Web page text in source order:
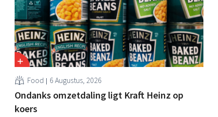
Food 6 Augustus, 2026
Ondanks omzetdaling ligt Kraft Heinz op
koers